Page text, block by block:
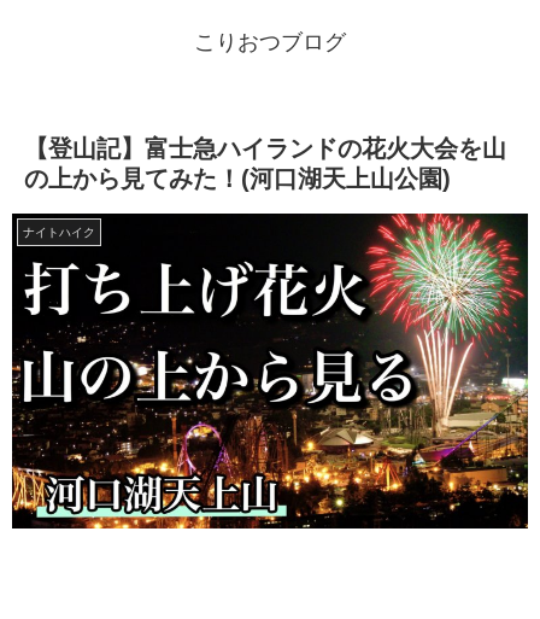
こりおつブログ
【登山記】富士急ハイランドの花火大会を山
の上から見てみた！(河口湖天上山公園)
ナイトハイク